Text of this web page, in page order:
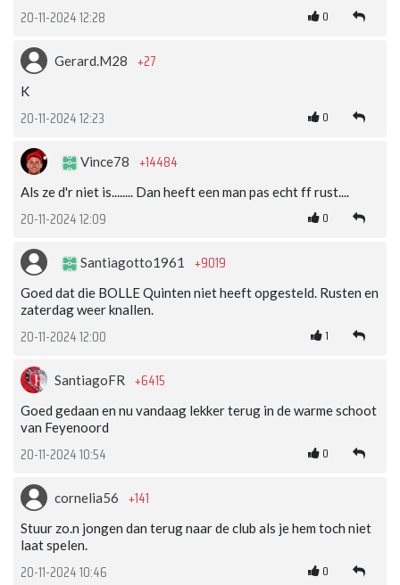
20-11-2024 12:28 0
Gerard.M28 +27
K
20-11-2024 12:23 0
Vince78 +14484
Als ze d'r niet is........ Dan heeft een man pas echt ff rust....
20-11-2024 12:09 0
Santiagotto1961 +9019
Goed dat die BOLLE Quinten niet heeft opgesteld. Rusten en
zaterdag weer knallen.
20-11-2024 12:00 1
SantiagoFR +6415
Goed gedaan en nu vandaag lekker terug in de warme schoot
van Feyenoord
20-11-2024 10:54 0
cornelia56 +141
Stuur zo.n jongen dan terug naar de club als je hem toch niet
laat spelen.
20-11-2024 10:46 0